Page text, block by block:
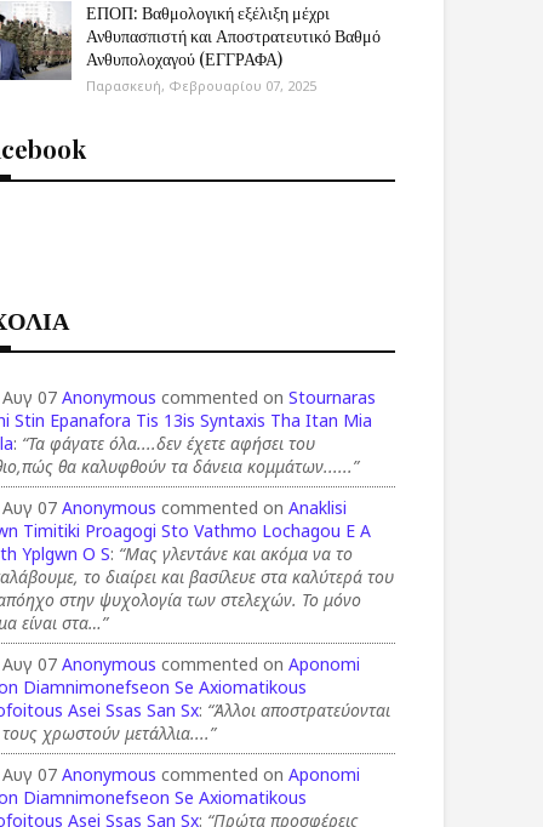
ΕΠΟΠ: Βαθμολογική εξέλιξη μέχρι
Ανθυπασπιστή και Αποστρατευτικό Βαθμό
Ανθυπολοχαγού (ΕΓΓΡΑΦΑ)
Παρασκευή, Φεβρουαρίου 07, 2025
Αυγ 07Anonymous commented onStournaras
Stin Epanafora Tis 13is Syntaxis Tha Itan Mia
: “Τα φάγατε όλα....δεν έχετε αφήσει του
θα καλυφθούν τα δάνεια κομμάτων......”
Αυγ 07Anonymous commented onAnaklisi
Timitiki Proagogi Sto Vathmo Lochagou E A
Yplgwn O S: “Μας γλεντάνε και ακόμα να το
το διαίρει και βασίλευε στα καλύτερά του
στην ψυχολογία των στελεχών. Το μόνο
είναι στα…”
Αυγ 07Anonymous commented onAponomi
Diamnimonefseon Se Axiomatikous
Asei Ssas San Sx: “Άλλοι αποστρατεύονται
τους χρωστούν μετάλλια....”
Αυγ 07Anonymous commented onAponomi
Diamnimonefseon Se Axiomatikous
Asei Ssas San Sx: “Πρώτα προσφέρεις